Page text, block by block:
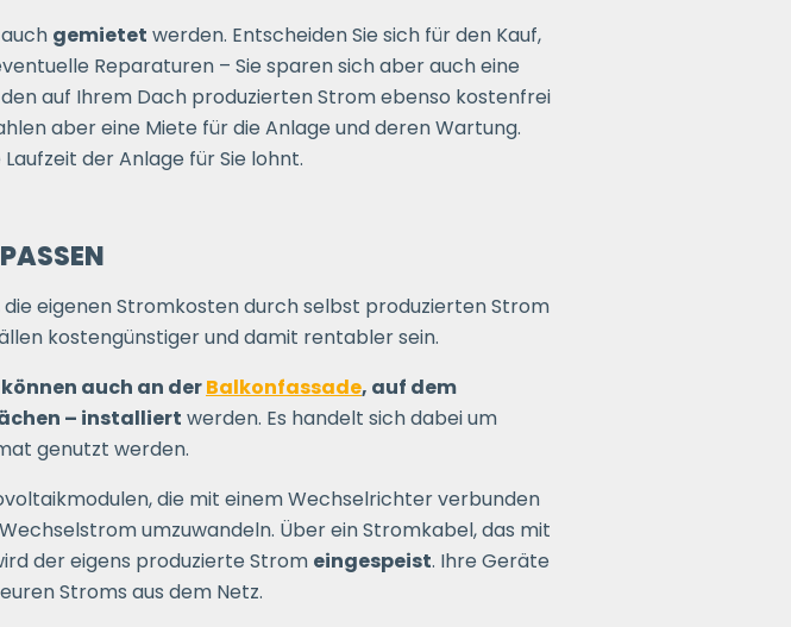
gemietet werden. Entscheiden Sie sich für den Kauf,
Reparaturen – Sie sparen sich aber auch eine
auf Ihrem Dach produzierten Strom ebenso kostenfrei
aber eine Miete für die Anlage und deren Wartung.
der Anlage für Sie lohnt.
eigenen Stromkosten durch selbst produzierten Strom
kostengünstiger und damit rentabler sein.
können auch an derBalkonfassade, auf dem
– installiert werden. Es handelt sich dabei um
genutzt werden.
die mit einem Wechselrichter verbunden
umzuwandeln. Über ein Stromkabel, das mit
der eigens produzierte Strom eingespeist. Ihre Geräte
Stroms aus dem Netz.